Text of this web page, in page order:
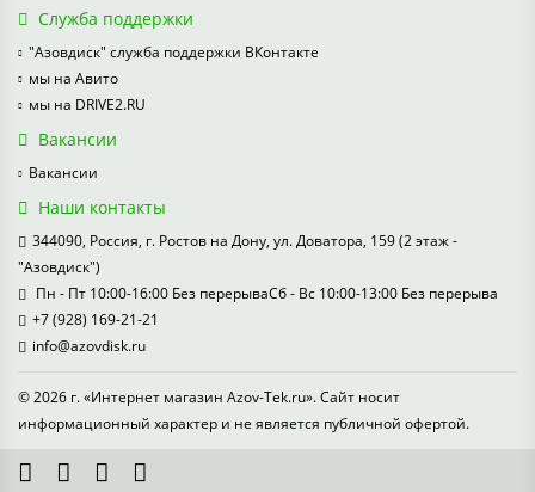
Служба поддержки
"Азовдиск" служба поддержки ВКонтакте
мы на Авито
мы на DRIVE2.RU
Вакансии
Вакансии
Наши контакты
344090, Россия, г. Ростов на Дону, ул. Доватора, 159 (2 этаж -
"Азовдиск")
Пн - Пт 10:00-16:00 Без перерываСб - Вс 10:00-13:00 Без перерыва
+7 (928) 169-21-21
info@azovdisk.ru
© 2026 г. «Интернет магазин Azov-Tek.ru». Сайт носит
информационный характер и не является публичной офертой.